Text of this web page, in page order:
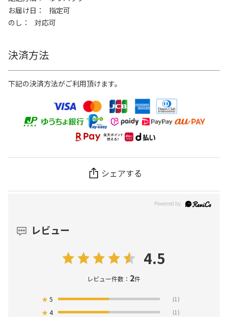
お届け日
指定可
のし
対応可
決済方法
下記の決済方法がご利用頂けます。
シェアする
レビュー
4.5
レビュー件数： 2件
★5 (1)
★4 (1)